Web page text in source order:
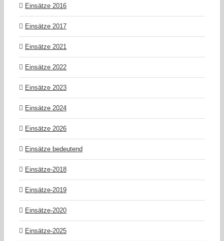
Einsätze 2016
Einsätze 2017
Einsätze 2021
Einsätze 2022
Einsätze 2023
Einsätze 2024
Einsätze 2026
Einsätze bedeutend
Einsätze-2018
Einsätze-2019
Einsätze-2020
Einsätze-2025